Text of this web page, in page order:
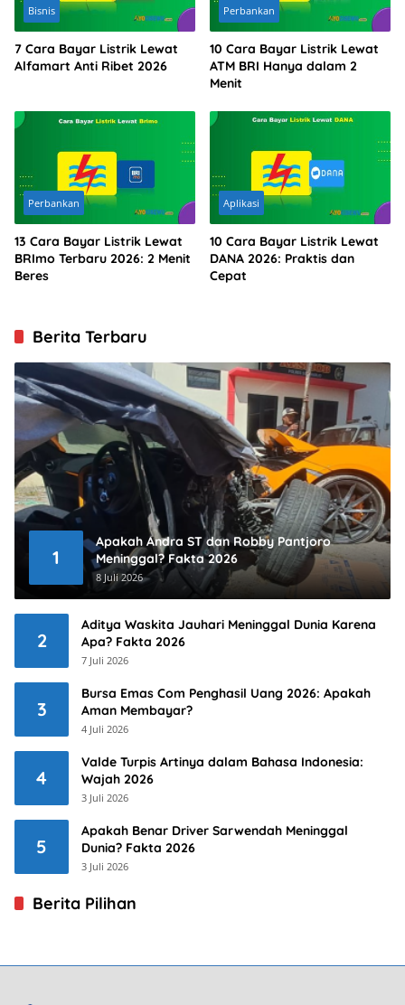
Bisnis
7 Cara Bayar Listrik Lewat
Alfamart Anti Ribet 2026
Perbankan
10 Cara Bayar Listrik Lewat
ATM BRI Hanya dalam 2
Menit
Perbankan
13 Cara Bayar Listrik Lewat
BRImo Terbaru 2026: 2 Menit
Beres
Aplikasi
10 Cara Bayar Listrik Lewat
DANA 2026: Praktis dan
Cepat
Berita Terbaru
1
Apakah Andra ST dan Robby Pantjoro
Meninggal? Fakta 2026
8 Juli 2026
2
Aditya Waskita Jauhari Meninggal Dunia Karena
Apa? Fakta 2026
7 Juli 2026
3
Bursa Emas Com Penghasil Uang 2026: Apakah
Aman Membayar?
4 Juli 2026
4
Valde Turpis Artinya dalam Bahasa Indonesia:
Wajah 2026
3 Juli 2026
5
Apakah Benar Driver Sarwendah Meninggal
Dunia? Fakta 2026
3 Juli 2026
Berita Pilihan